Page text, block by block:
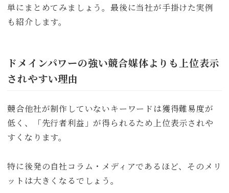
単にまとめてみましょう。最後に当社が手掛けた実例
も紹介します。
ドメインパワーの強い競合媒体よりも上位表示
されやすい理由
競合他社が制作していないキーワードは獲得難易度が
低く、「先行者利益」が得られるため上位表示されや
すくなります。
特に後発の自社コラム・メディアであるほど、そのメリ
ットは大きくなるでしょう。